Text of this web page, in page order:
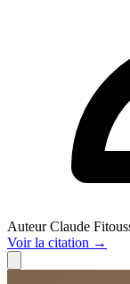
Auteur Claude
Voirla citation →